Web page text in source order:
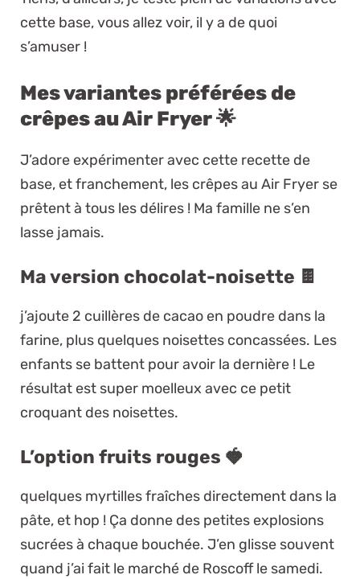
cette base, vous allez voir, il y a de quoi
s’amuser !
Mes variantes préférées de
crêpes au Air Fryer 🌟
J’adore expérimenter avec cette recette de
base, et franchement, les crêpes au Air Fryer se
prêtent à tous les délires ! Ma famille ne s’en
lasse jamais.
Ma version chocolat-noisette 🍫
j’ajoute 2 cuillères de cacao en poudre dans la
farine, plus quelques noisettes concassées. Les
enfants se battent pour avoir la dernière ! Le
résultat est super moelleux avec ce petit
croquant des noisettes.
L’option fruits rouges 🍓
quelques myrtilles fraîches directement dans la
pâte, et hop ! Ça donne des petites explosions
sucrées à chaque bouchée. J’en glisse souvent
quand j’ai fait le marché de Roscoff le samedi.